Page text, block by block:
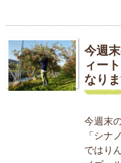
今週
ィー
なりま
今週末
「シナ
ではり